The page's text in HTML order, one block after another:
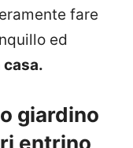
fare
ed
giardino
entrino